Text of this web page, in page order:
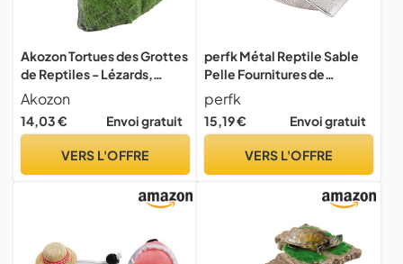
Akozon Tortues des Grottes
de Reptiles - Lézards,
Grenouilles et Amphibiens
Se Prélassant dans Les
Grottes de Reptiles -
de Compagnie/et
Akozon
14,03 € Envoi gratuit
VERS L'OFFRE
perfk Métal Reptile Sable
Pelle Fournitures de
Nettoyage pour Animaux de
Compagnie Outils de
Nettoyage Scoop Litter
Sable Puces Râteau
perfk
15,19 € Envoi gratuit
VERS L'OFFRE